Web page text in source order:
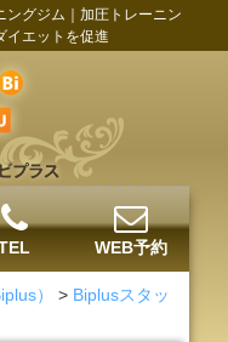
ングジム｜加圧トレーニン
イエットを促進
WEB予約
） > Biplusスタッ